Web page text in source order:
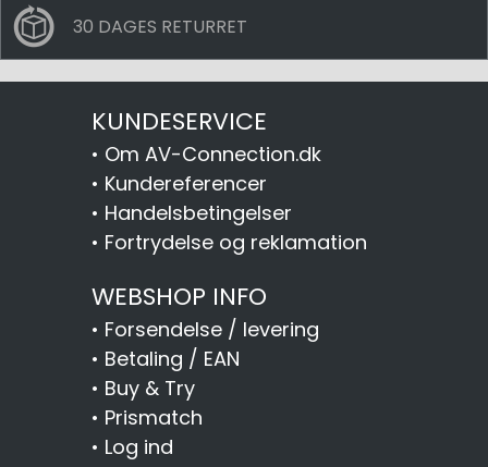
30 DAGES RETURRET
KUNDESERVICE
• Om AV-Connection.dk
• Kundereferencer
• Handelsbetingelser
• Fortrydelse og reklamation
WEBSHOP INFO
• Forsendelse / levering
• Betaling / EAN
• Buy & Try
• Prismatch
• Log ind